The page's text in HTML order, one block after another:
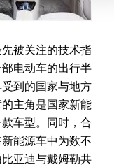
被关注的技术指
电动车的出行半
到的国家与地方
主角是国家新能
车型。同时，合
能源车中为数不
亚迪与戴姆勒共